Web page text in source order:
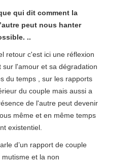
qui dit comment la
peut nous hanter
..
retour c'est ici une réflexion
sur l'amour et sa dégradation
du temps , sur les rapports
du couple mais aussi a
de l'autre peut devenir
même et en même temps
existentiel.
d’un rapport de couple
et la non